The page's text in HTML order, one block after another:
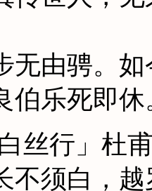
由骋。如
乐死即休
丝行」杜
须白，越